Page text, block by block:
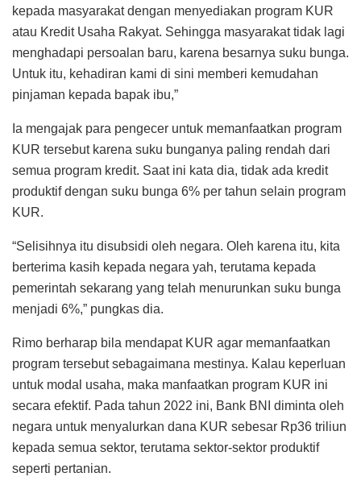
kepada masyarakat dengan menyediakan program KUR
atau Kredit Usaha Rakyat. Sehingga masyarakat tidak lagi
menghadapi persoalan baru, karena besarnya suku bunga.
Untuk itu, kehadiran kami di sini memberi kemudahan
pinjaman kepada bapak ibu,”
Ia mengajak para pengecer untuk memanfaatkan program
KUR tersebut karena suku bunganya paling rendah dari
semua program kredit. Saat ini kata dia, tidak ada kredit
produktif dengan suku bunga 6% per tahun selain program
KUR.
“Selisihnya itu disubsidi oleh negara. Oleh karena itu, kita
berterima kasih kepada negara yah, terutama kepada
pemerintah sekarang yang telah menurunkan suku bunga
menjadi 6%,” pungkas dia.
Rimo berharap bila mendapat KUR agar memanfaatkan
program tersebut sebagaimana mestinya. Kalau keperluan
untuk modal usaha, maka manfaatkan program KUR ini
secara efektif. Pada tahun 2022 ini, Bank BNI diminta oleh
negara untuk menyalurkan dana KUR sebesar Rp36 triliun
kepada semua sektor, terutama sektor-sektor produktif
seperti pertanian.